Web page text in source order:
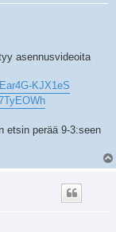
asennusvideoita
KJX1eS
etsin perää 9-3:seen